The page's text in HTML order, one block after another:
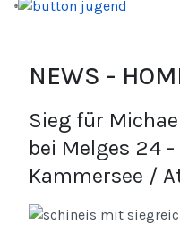
NEWS -
Sieg für
bei Melges 24
Kammersee /